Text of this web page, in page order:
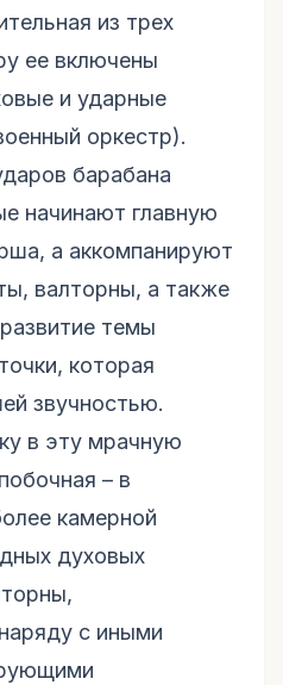
из трех
ее включены
и ударные
оркестр).
барабана
начинают главную
а аккомпанируют
валторны, а также
темы
которая
звучностью.
в эту мрачную
– в
камерной
духовых
с иными